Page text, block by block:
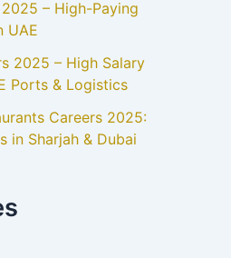
– High-Paying
UAE
2025 – High Salary
Ports & Logistics
Careers 2025:
in Sharjah & Dubai